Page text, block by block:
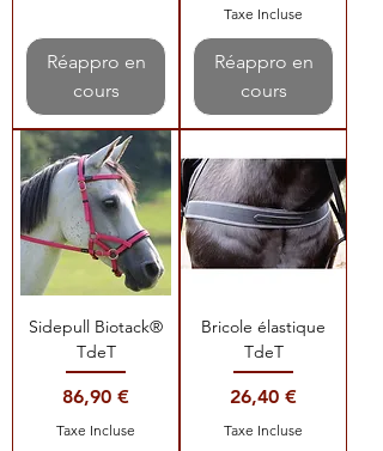
Réappro en
cours
Taxe Incluse
Réappro en
cours
Sidepull Biotack®
TdeT
Prix
86,90 €
Taxe Incluse
Bricole élastique
TdeT
Prix
26,40 €
Taxe Incluse